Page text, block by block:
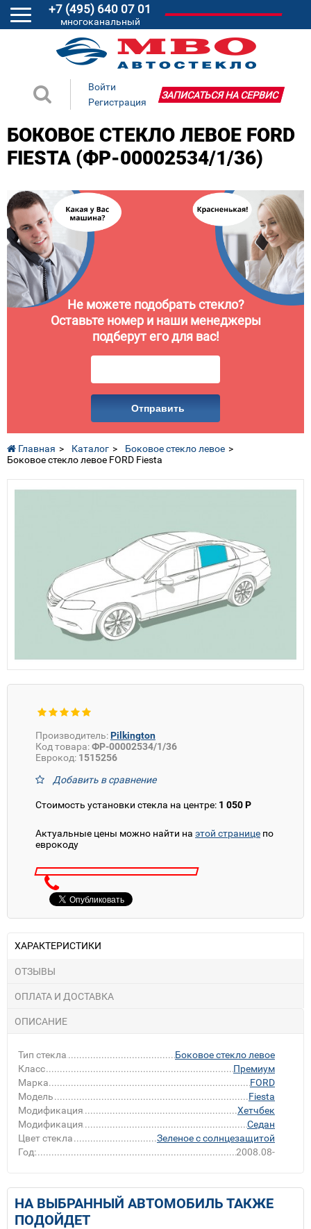
+7 (495) 640 07 01
многоканальный
Войти
Регистрация
ЗАПИСАТЬСЯ НА СЕРВИС
БОКОВОЕ СТЕКЛО ЛЕВОЕ FORD
FIESTA (ФР-00002534/1/36)
Не можете подобрать стекло?
Оставьте номер и наши менеджеры
подберут его для вас!
Отправить
Главная Каталог
Боковое стекло левое
Боковое стекло левое FORD Fiesta
Производитель:Pilkington
Код товара:ФР-00002534/1/36
Еврокод: 1515256
Добавить в сравнение
Стоимость установки стекла на центре: 1 050 Р
Актуальные цены можно найти на этой странице по
еврокоду
ХАРАКТЕРИСТИКИ
ОТЗЫВЫ
ОПЛАТА И ДОСТАВКА
ОПИСАНИЕ
Тип стекла
Боковое стекло левое
Класс
Премиум
Марка
FORD
Модель
Fiesta
Модификация
Хетчбек
Модификация
Седан
Цвет стекла
Зеленое с солнцезащитой
Год:
2008.08-
НА ВЫБРАННЫЙ АВТОМОБИЛЬ ТАКЖЕ
ПОДОЙДЕТ